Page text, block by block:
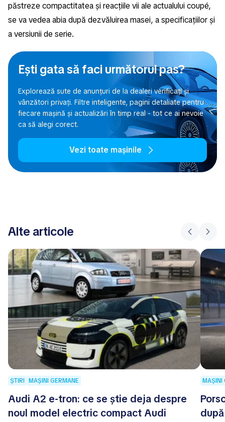
păstreze compactitatea și reacțiile vii ale actualului coupé,
se va vedea abia după dezvăluirea masei, a specificațiilor și
a versiunii de serie.
Ești gata să faci următorul pas?
Explorează sute de anunțuri de la dealeri verificați și
vânzători privați. Filtre inteligente, pagini detaliate pentru
fiecare mașină și actualizări în timp real - tot ce ai nevoie
ca să alegi corect.
Vezi toate mașinile
Alte articole
ȘTIRI MAȘINI GERMANE
Audi A2 e-tron: ce se știe deja despre
noul model electric compact Audi
MAȘINI